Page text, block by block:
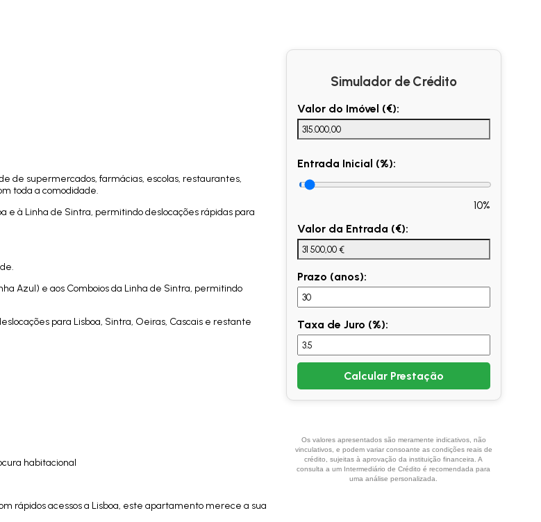
de supermercados, farmácias, escolas, restaurantes,
toda a comodidade.
e à Linha de Sintra, permitindo deslocações rápidas para
Azul) e aos Comboios da Linha de Sintra, permitindo
para Lisboa, Sintra, Oeiras, Cascais e restante
habitacional
rápidos acessos a Lisboa, este apartamento merece a sua
Simulador de Crédito
Valor do Imóvel (€):
Entrada Inicial (%):
10%
Valor da Entrada (€):
Prazo (anos):
Taxa de Juro (%):
Calcular Prestação
Os valores apresentados são meramente indicativos, não
vinculativos, e podem variar consoante as condições reais de
crédito, sujeitas à aprovação da instituição financeira. A
consulta a um Intermediário de Crédito é recomendada para
uma análise personalizada.